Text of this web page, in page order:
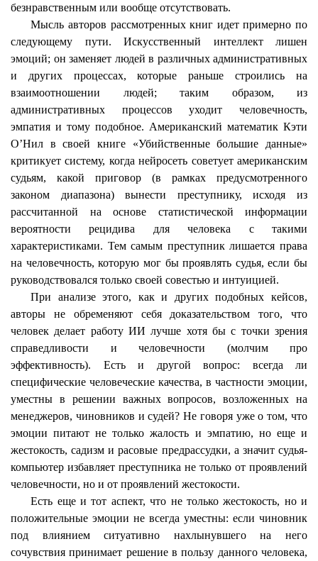
безнравственным или вообще отсутствовать.
Мысль авторов рассмотренных книг идет примерно по
следующему пути. Искусственный интеллект лишен
эмоций; он заменяет людей в различных административных
и других процессах, которые раньше строились на
взаимоотношении людей; таким образом, из
административных процессов уходит человечность,
эмпатия и тому подобное. Американский математик Кэти
О’Нил в своей книге «Убийственные большие данные»
критикует систему, когданейросеть советует американским
судьям, какой приговор (в рамках предусмотренного
законом диапазона) вынести преступнику, исходя из
рассчитанной на основе статистической информации
вероятности рецидива для человека с такими
характеристиками. Тем самым преступник лишается права
на человечность, которую мог бы проявлять судья, если бы
руководствовался только своей совестью и интуицией.
При анализе этого, как и других подобных кейсов,
авторы не обременяют себя доказательством того, что
человек делает работу ИИ лучше хотя бы с точки зрения
справедливости и человечности (молчим про
эффективность). Есть и другой вопрос: всегда ли
специфические человеческие качества, в частности эмоции,
уместны в решении важных вопросов, возложенных на
менеджеров, чиновников и судей? Не говоря уже о том, что
эмоции питают не только жалость и эмпатию, но еще и
жестокость, садизм и расовые предрассудки, а значит судья-
компьютер избавляет преступника не только от проявлений
человечности, но и от проявлений жестокости.
Есть еще и тот аспект, что не только жестокость, но и
положительные эмоции не всегда уместны: если чиновник
под влиянием ситуативно нахлынувшего на него
сочувствия принимает решение в пользу данного человека,